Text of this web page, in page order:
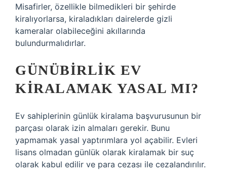
Misafirler, özellikle bilmedikleri bir şehirde
kiralıyorlarsa, kiraladıkları dairelerde gizli
kameralar olabileceğini akıllarında
bulundurmalıdırlar.
GÜNÜBIRLIK EV
KIRALAMAK YASAL MI?
Ev sahiplerinin günlük kiralama başvurusunun bir
parçası olarak izin almaları gerekir. Bunu
yapmamak yasal yaptırımlara yol açabilir. Evleri
lisans olmadan günlük olarak kiralamak bir suç
olarak kabul edilir ve para cezası ile cezalandırılır.